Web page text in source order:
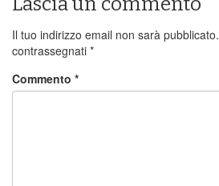
Il tuo indirizzo email non sarà pubblicato.
contrassegnati *
Commento *